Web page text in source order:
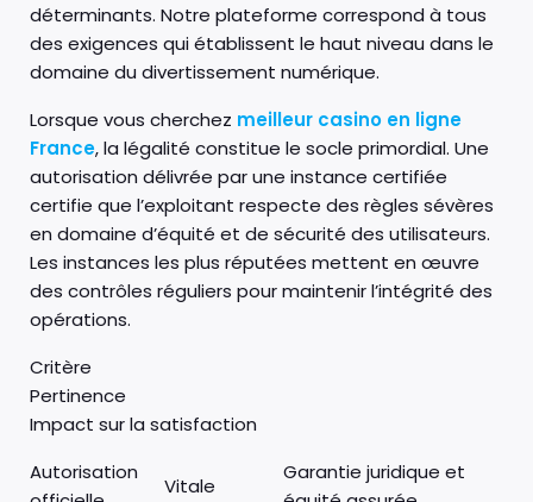
déterminants. Notre plateforme correspond à tous
des exigences qui établissent le haut niveau dans le
domaine du divertissement numérique.
Lorsque vous cherchez meilleur casino en ligne
France, la légalité constitue le socle primordial. Une
autorisation délivrée par une instance certifiée
certifie que l’exploitant respecte des règles sévères
en domaine d’équité et de sécurité des utilisateurs.
Les instances les plus réputées mettent en œuvre
des contrôles réguliers pour maintenir l’intégrité des
opérations.
Critère
Pertinence
Impact sur la satisfaction
Autorisation
Vitale
Garantie juridique et